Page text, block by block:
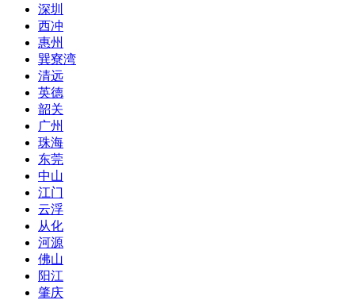
深圳
西冲
惠州
巽寮湾
清远
英德
韶关
广州
珠海
东莞
中山
江门
云浮
从化
河源
佛山
阳江
肇庆